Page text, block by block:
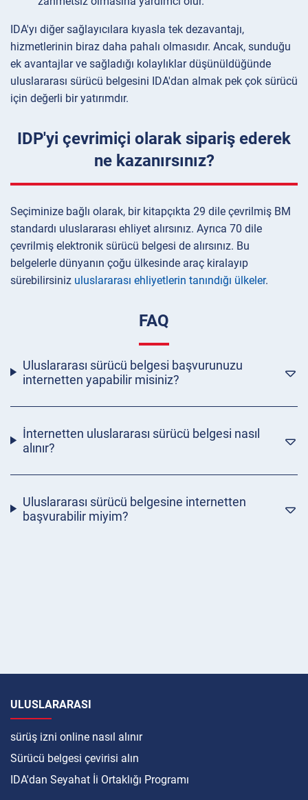
IDA'yı diğer sağlayıcılara kıyasla tek dezavantajı,
hizmetlerinin biraz daha pahalı olmasıdır. Ancak, sunduğu
ek avantajlar ve sağladığı kolaylıklar düşünüldüğünde
uluslararası sürücü belgesini IDA'dan almak pek çok sürücü
için değerli bir yatırımdır.
IDP'yi çevrimiçi olarak sipariş ederek
ne kazanırsınız?
Seçiminize bağlı olarak, bir kitapçıkta 29 dile çevrilmiş BM
standardı uluslararası ehliyet alırsınız. Ayrıca 70 dile
çevrilmiş elektronik sürücü belgesi de alırsınız. Bu
belgelerle dünyanın çoğu ülkesinde araç kiralayıp
sürebilirsiniz uluslararası ehliyetlerin tanındığı ülkeler.
FAQ
Uluslararası sürücü belgesi başvurunuzu
internetten yapabilir misiniz?
İnternetten uluslararası sürücü belgesi nasıl
alınır?
Uluslararası sürücü belgesine internetten
başvurabilir miyim?
ULUSLARARASI
sürüş izni online nasıl alınır
Sürücü belgesi çevirisi alın
IDA'dan Seyahat İi Ortaklığı Programı